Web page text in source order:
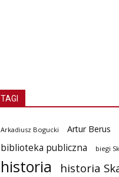
TAGI
Arkadiusz Bogucki Artur Berus
biblioteka publiczna
biegi
historia historia